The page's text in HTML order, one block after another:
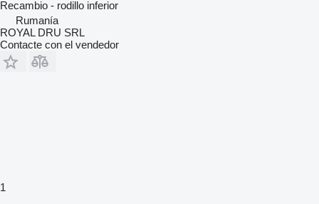
Recambio - rodillo inferior
Rumanía
ROYAL DRU SRL
Contacte con el vendedor
1